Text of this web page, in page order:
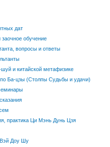
дат
заочное обучение
вопросы и ответы
и китайской метафизике
Ба-цзы (Столпы Судьбы и удачи)
практика Ци Мэнь Дунь Цзя
Доу Шу